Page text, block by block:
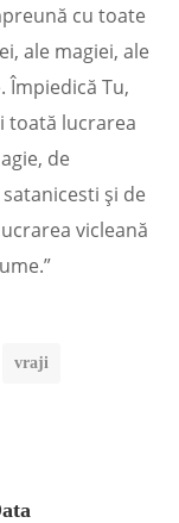
cu toate
ale magiei, ale
Tu,
toată lucrarea
de
și de
vicleană
vraji